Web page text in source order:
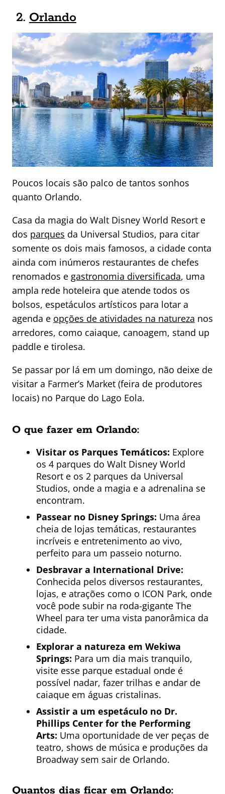
2. Orlando
Poucos locais são palco de tantos sonhos
quanto Orlando.
Casa da magia do Walt Disney World Resort e
dos parques da Universal Studios, para citar
somente os dois mais famosos, a cidade conta
ainda com inúmeros restaurantes de chefes
renomados e gastronomia diversificada, uma
ampla rede hoteleira que atende todos os
bolsos, espetáculos artísticos para lotar a
agenda e opções de atividades na natureza nos
arredores, como caiaque, canoagem, stand up
paddle e tirolesa.
Se passar por lá em um domingo, não deixe de
visitar a Farmer’s Market (feira de produtores
locais) no Parque do Lago Eola.
O que fazer em Orlando:
Visitar os Parques Temáticos: Explore
os 4 parques do Walt Disney World
Resort e os 2 parques da Universal
Studios, onde a magia e a adrenalina se
encontram.
Passear no Disney Springs: Uma área
cheia de lojas temáticas, restaurantes
incríveis e entretenimento ao vivo,
perfeito para um passeio noturno.
Desbravar a International Drive:
Conhecida pelos diversos restaurantes,
lojas, e atrações como o ICON Park, onde
você pode subir na roda-gigante The
Wheel para ter uma vista panorâmica da
cidade.
Explorar a natureza em Wekiwa
Springs: Para um dia mais tranquilo,
visite esse parque estadual onde é
possível nadar, fazer trilhas e andar de
caiaque em águas cristalinas.
Assistir a um espetáculo no Dr.
Phillips Center for the Performing
Arts: Uma oportunidade de ver peças de
teatro, shows de música e produções da
Broadway sem sair de Orlando.
Quantos dias ficar em Orlando: